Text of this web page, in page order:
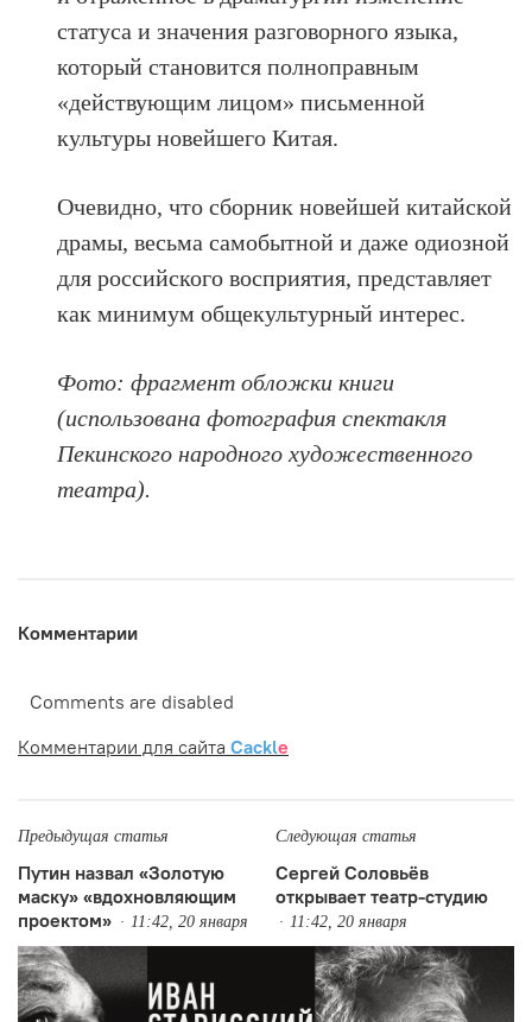
статуса и значения разговорного языка,
который становится полноправным
«действующим лицом» письменной
культуры новейшего Китая.
Очевидно, что сборник новейшей китайской
драмы, весьма самобытной и даже одиозной
для российского восприятия, представляет
как минимум общекультурный интерес.
Фото: фрагмент обложки книги
(использована фотография спектакля
Пекинского народного художественного
театра).
Комментарии
Comments are disabled
Комментарии для сайта Cackle
Предыдущая статья
Путин назвал «Золотую
маску» «вдохновляющим
проектом»
11:42, 20 января
Следующая статья
Сергей Соловьёв
открывает театр-студию
11:42, 20 января